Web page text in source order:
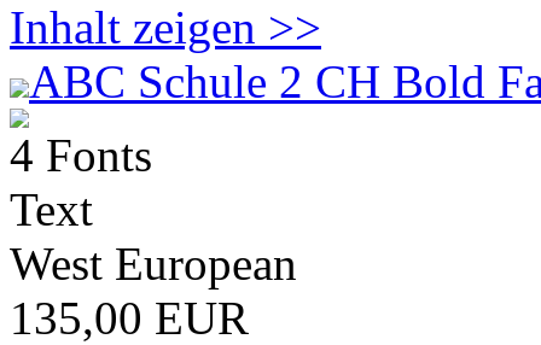
Inhalt zeigen >>
ABC Schule 2 CH Bold
4 Fonts
Text
West European
135,00 EUR